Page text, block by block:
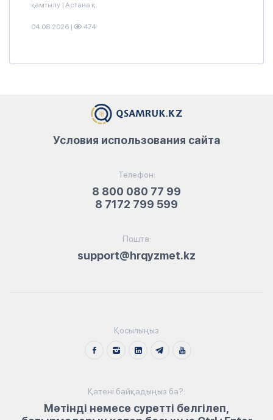
қамтылу | Астана қ.
04.08.2026 | 474
Телефон:
8 800 080 77 99
8 7172 799 599
Пошта:
support@hrqyzmet.kz
Условия использования сайта
Қосылыңыз
Қатені байқадыңыз ба?:
Мәтінді немесе суретті белгілеп,